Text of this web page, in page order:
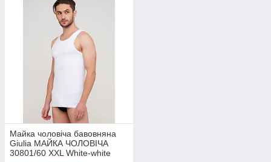
Майка чоловіча бавовняна
Giulia МАЙКА ЧОЛОВІЧА
30801/60 XXL White-white